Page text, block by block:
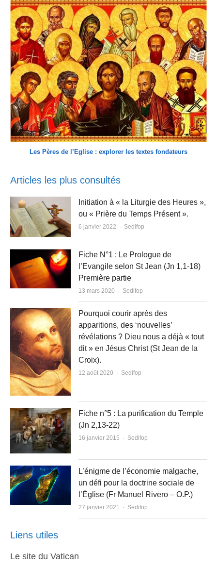
Les Pères de l’Eglise : explorer les textes fondateurs
Articles les plus consultés
Initiation à « la Liturgie des Heures »,
ou « Prière du Temps Présent ».
6 janvier 2022 Author
Sedifop
Fiche N°1 : Le Prologue de
l’Evangile selon St Jean (Jn 1,1-18)
Première partie
13 mars 2020 Author
Sedifop
Pourquoi courir après des
apparitions, des ‘nouvelles’
révélations ? Dieu nous a déjà « tout
dit » en Jésus Christ (St Jean de la
Croix).
12 août 2020 Author
Sedifop
Fiche n°5 : La purification du Temple
(Jn 2,13-22)
16 janvier 2015 Author
Sedifop
L’énigme de l’économie malgache,
un défi pour la doctrine sociale de
l’Église (Fr Manuel Rivero – O.P.)
27 janvier 2021 Author
Sedifop
Liens utiles
Le site du Vatican